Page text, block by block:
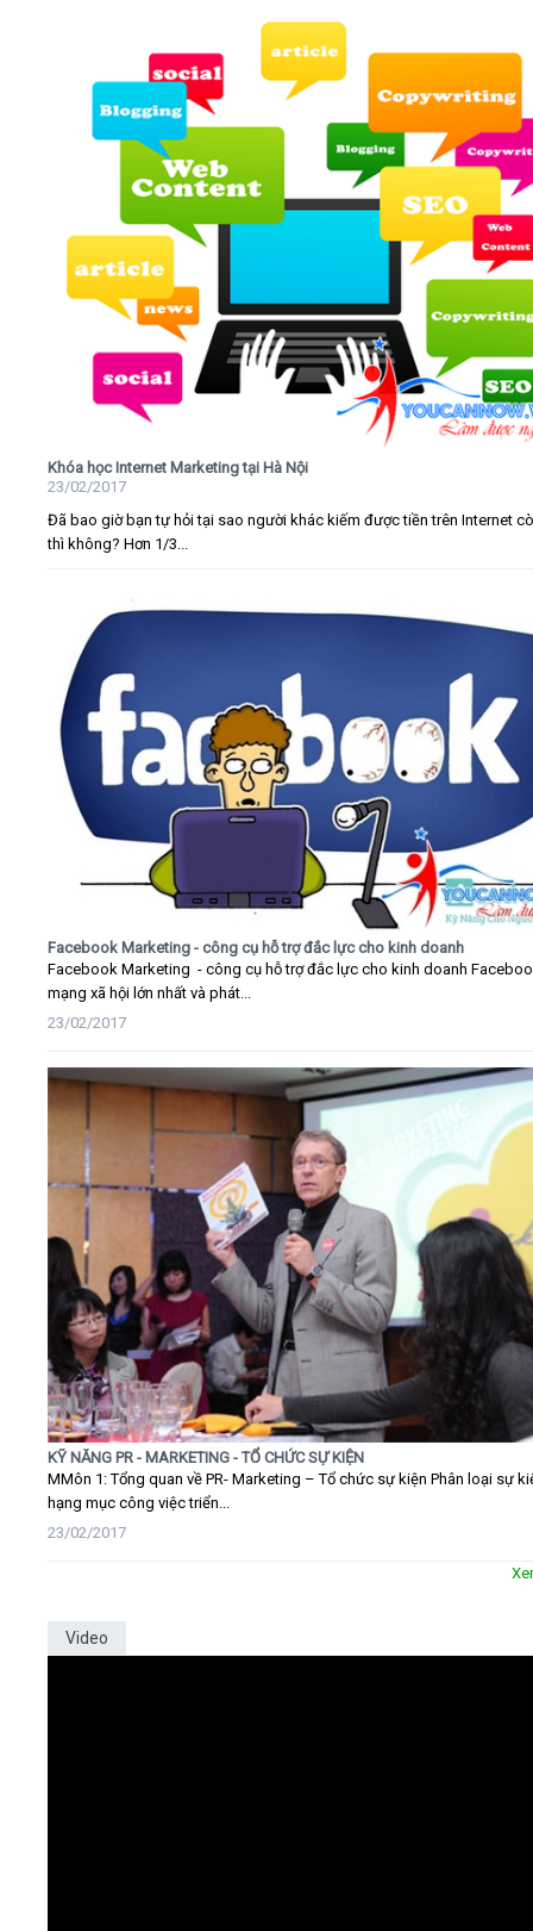
Khóa học Internet Marketing tại Hà Nội
23/02/2017
Đã bao giờ bạn tự hỏi tại sao người khác kiếm được tiền trên Internet
thì không? Hơn 1/3...
Facebook Marketing - công cụ hỗ trợ đắc lực cho kinh doanh
Facebook Marketing - công cụ hỗ trợ đắc lực cho kinh doanh
mạng xã hội lớn nhất và phát...
23/02/2017
KỸ NĂNG PR - MARKETING - TỔ CHỨC SỰ KIỆN
MMôn 1: Tổng quan về PR- Marketing – Tổ chức sự kiện Phân loại sự
hạng mục công việc triển...
23/02/2017
Video